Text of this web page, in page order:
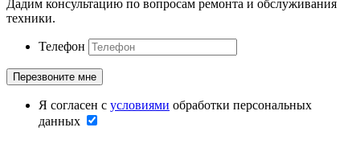
Дадим консультацию по вопросам ремонта и обслуживания
техники.
Телефон
Я согласен с условиями обработки персональных
данных